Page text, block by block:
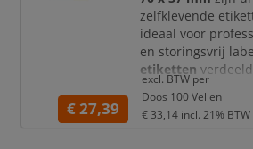
zelfklevende
ideaal voor
en storingsvrij
etiketten
beschikt u over
voor dagelijks
het magazijn, bij
€ 27,39
excl. BTW per
Doos 100 Vellen
€ 33,14 incl. 21% BTW